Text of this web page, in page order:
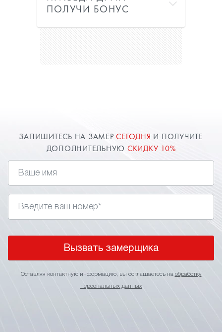
ПОЛУЧИ БОНУС
ЗАПИШИТЕСЬ НА ЗАМЕРСЕГОДНЯ И ПОЛУЧИТЕ
ДОПОЛНИТЕЛЬНУЮ СКИДКУ 10%
Вызвать замерщика
Оставляя контактную информацию, вы соглашаетесь на обработку
персональных данных